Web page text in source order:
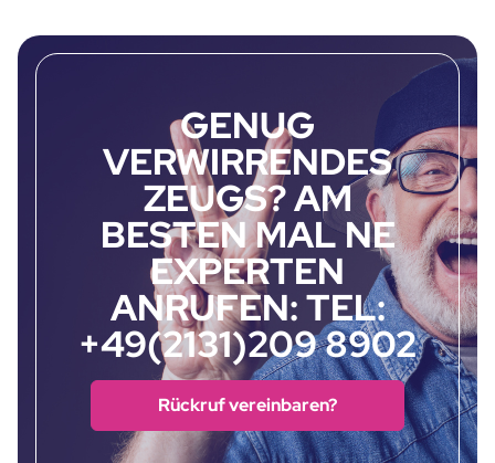
GENUG
VERWIRRENDES
ZEUGS? AM
BESTEN MAL NE
EXPERTEN
ANRUFEN: TEL:
+49(2131)209 8902
Rückruf vereinbaren?